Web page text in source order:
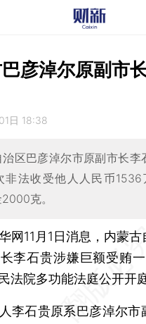
彦淖尔原副市
日 18:38
治区巴彦淖尔市原副市长李
非法收受他人人民币1536
克。
11月1日消息，内蒙古
李石贵涉嫌巨额受贿
法院多功能法庭公开开
石贵原系巴彦淖尔市